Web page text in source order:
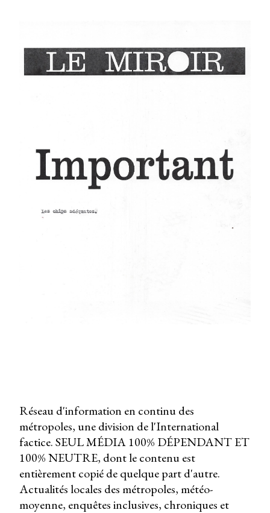
Réseau d'information en continu des
métropoles, une division de l'International
factice. SEUL MÉDIA 100% DÉPENDANT ET
100% NEUTRE, dont le contenu est
entièrement copié de quelque part d'autre.
Actualités locales des métropoles, météo-
moyenne, enquêtes inclusives, chroniques et